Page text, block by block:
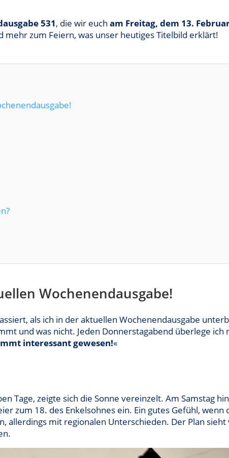
531, die wir euch am Freitag, dem 13.
mehr zum Feiern, was unser heutiges Titelbild erklärt!
Wochenendausgabe!
als ich in der aktuellen Wochenendausgabe
und was nicht. Jeden Donnerstagabend überlege
interessant gewesen!«
Tage, zeigte sich die Sonne vereinzelt. Am Samstag
zum 18. des Enkelsohnes ein. Ein gutes Gefühl,
allerdings mit regionalen Unterschieden. Der Plan